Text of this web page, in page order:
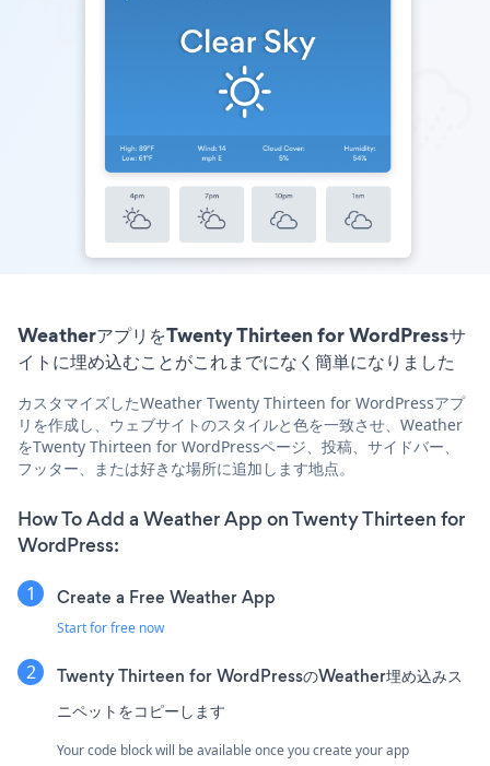
WeatherアプリをTwenty Thirteen for WordPressサ
イトに埋め込むことがこれまでになく簡単になりました
カスタマイズしたWeather Twenty Thirteen for WordPressアプ
リを作成し、ウェブサイトのスタイルと色を一致させ、Weather
をTwenty Thirteen for WordPressページ、投稿、サイドバー、
フッター、または好きな場所に追加します地点。
How To Add a Weather App on Twenty Thirteen for
WordPress:
Create a Free Weather App
Start for free now
Twenty Thirteen for WordPressのWeather埋め込みス
ニペットをコピーします
Your code block will be available once you create your app